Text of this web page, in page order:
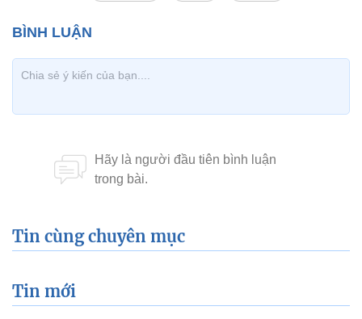
Tin cùng chuyên mục
Tin mới